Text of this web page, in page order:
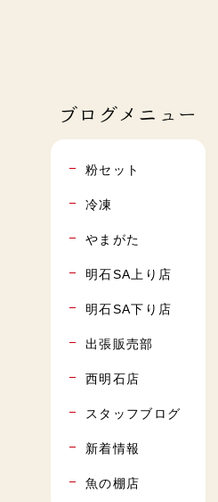
ブログメニュー
粉セット
冷凍
やまがた
明石SA上り店
明石SA下り店
出張販売部
西明石店
スタッフブログ
新着情報
魚の棚店